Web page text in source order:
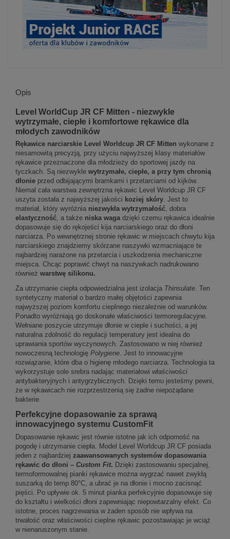
Opis
Level WorldCup JR CF Mitten - niezwykle
wytrzymałe, ciepłe i komfortowe rękawice dla
młodych zawodników
Rękawice narciarskie Level Worldcup JR CF Mitten wykonane z
niesamowitą precyzją, przy użyciu najwyższej klasy materiałów
rękawice przeznaczone dla młodzieży do sportowej jazdy na
tyczkach. Są niezwykle wytrzymałe, ciepłe, a przy tym chronią
dłonie przed odbijającymi bramkami i przetarciami od kijków.
Niemal cała warstwa zewnętrzna rękawic Level Worldcup JR CF
uszyta została z najwyższej jakości koziej skóry. Jest to
materiał, który wyróżnia niezwykła wytrzymałość, dobra
elastyczność, a także niska wagadzięki czemu rękawica idealnie
dopasowuje się do rękojeści kija narciarskiego oraz do dłoni
narciarza. Po wewnętrznej stronie rękawic w miejscach chwytu kija
narciarskiego znajdziemy skórzane naszywki wzmacniające te
najbardziej narażone na przetarcia i uszkodzenia mechaniczne
miejsca. Chcąc poprawić chwyt na naszywkach nadrukowano
również warstwę silikonu.
Za utrzymanie ciepła odpowiedzialna jest izolacja Thinsulate . Ten
syntetyczny materiał o bardzo małej objętości zapewnia
najwyższej poziom komfortu cieplnego niezależnie od warunków.
Ponadto wyróżniają go doskonałe właściwości termoregulacyjne.
Wełniane poszycie utrzymuje dłonie w cieple i suchości, a jej
naturalna zdolność do regulacji temperatury jest idealna do
uprawiania sportów wyczynowych. Zastosowano w niej również
nowoczesną technologię Polygiene . Jest to innowacyjne
rozwiązanie, które dba o higienę młodego narciarza. Technologia ta
wykorzystuje sole srebra nadając materiałowi właściwości
antybakteryjnych i antygrzybicznych. Dzięki temu jesteśmy pewni,
że w rękawicach nie rozprzestrzenią się żadne niepożądane
bakterie.
Perfekcyjne dopasowanie za sprawą
innowacyjnego systemu CustomFit
Dopasowanie rękawic jest równie istotne jak ich odporność na
pogodę i utrzymanie ciepła. Model Level Worldcup JR CF posiada
jeden z najbardziej zaawansowanych systemów dopasowania
rękawic do dłoni – Custom Fit. Dzięki zastosowaniu specjalnej,
termoformowalnej pianki rękawice można wygrzać nawet zwykłą
suszarką do temp 80°C, a ubrać je na dłonie i mocno zacisnąć
pięści. Po upływie ok. 5 minut pianka perfekcyjnie dopasowuje się
do kształtu i wielkości dłoni zapewniając niepowtarzalny efekt. Co
istotne, proces nagrzewania w żaden sposób nie wpływa na
trwałość oraz właściwości cieplne rękawic pozostawiając je wciąż
w nienaruszonym stanie.